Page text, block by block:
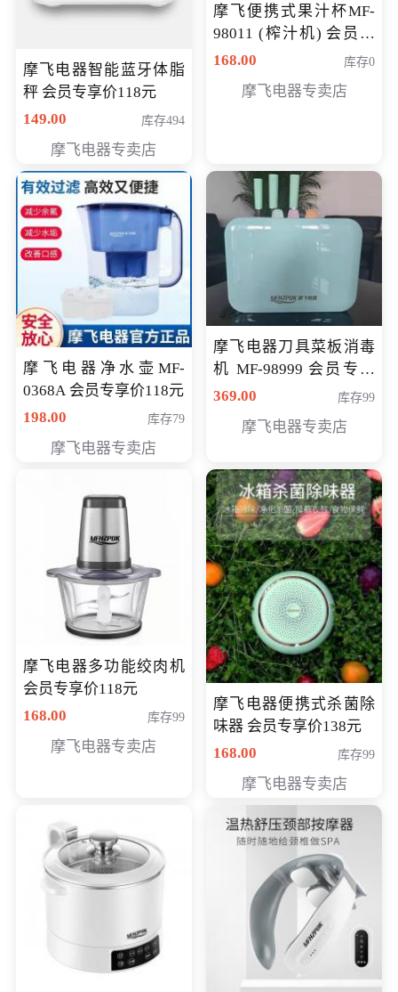
摩飞电器智能蓝牙体脂
秤 会员专享价118元
149.00
库存494
摩飞电器专卖店
摩飞便携式果汁杯MF-
98011 (榨汁机) 会员专
享价138元
168.00 库存0
摩飞电器专卖店
摩飞电器净水壶MF-
0368A 会员专享价118元
198.00
库存79
摩飞电器专卖店
摩飞电器刀具菜板消毒
机 MF-98999 会员专享
价286元
369.00 库存99
摩飞电器专卖店
摩飞电器多功能绞肉机
会员专享价118元
168.00
库存99
摩飞电器专卖店
摩飞电器便携式杀菌除
味器 会员专享价138元
168.00
库存99
摩飞电器专卖店